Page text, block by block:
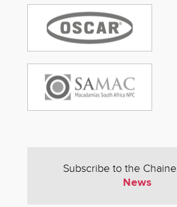
Subscribe to the Chaine
News